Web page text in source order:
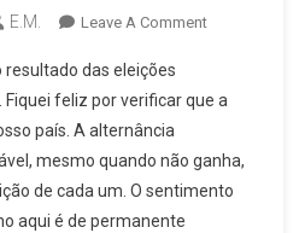
E.M. Leave A CommentOn
Alguém
Quem
Não
das eleições
feliz por verificar que a
país. A alternância
mesmo quando não ganha,
de cada um. O sentimento
aqui é de permanente